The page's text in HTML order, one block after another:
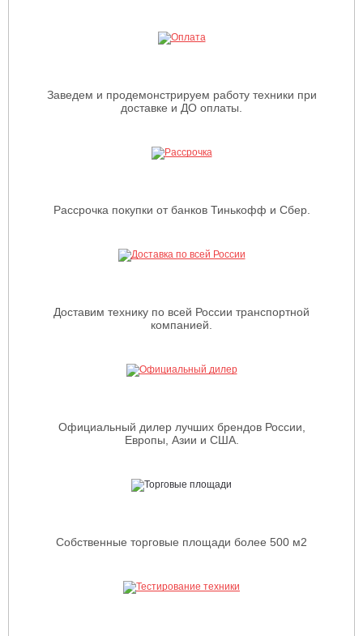
Заведем и продемонстрируем работу техники при
доставке и ДО оплаты.
Рассрочка покупки от банков Тинькофф и Сбер.
Доставим технику по всей России транспортной
компанией.
Официальный дилер лучших брендов России,
Европы, Азии и США.
Собственные торговые площади более 500 м2